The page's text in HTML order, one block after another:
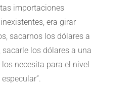
importaciones
era girar
sacarnos los dólares a
sacarle los dólares a una
necesita para el nivel